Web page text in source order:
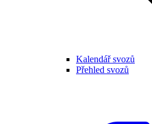
Kalendář svozů
Přehled svozů